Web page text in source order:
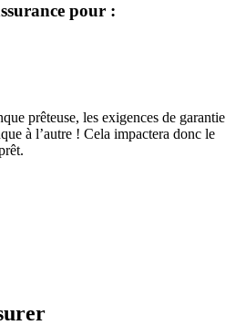
pour :
prêteuse, les exigences de garantie
à l’autre ! Cela impactera donc le